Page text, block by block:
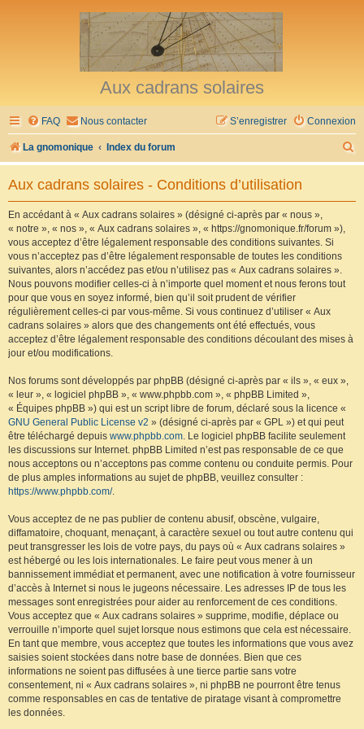
Aux cadrans solaires
FAQ Nous contacter Connexion
S’enregistrer
La gnomonique Index du forum
e
Aux cadrans solaires - Conditions d’utilisation
En accédant à « Aux cadrans solaires » (désigné ci-après par « nous »,
« notre », « nos », « Aux cadrans solaires », « https://gnomonique.fr/forum »),
vous acceptez d’être légalement responsable des conditions suivantes. Si
vous n’acceptez pas d’être légalement responsable de toutes les conditions
suivantes, alors n’accédez pas et/ou n’utilisez pas « Aux cadrans solaires ».
Nous pouvons modifier celles-ci à n’importe quel moment et nous ferons tout
pour que vous en soyez informé, bien qu’il soit prudent de vérifier
régulièrement celles-ci par vous-même. Si vous continuez d’utiliser « Aux
cadrans solaires » alors que des changements ont été effectués, vous
acceptez d’être légalement responsable des conditions découlant des mises à
jour et/ou modifications.
Nos forums sont développés par phpBB (désigné ci-après par « ils », « eux »,
« leur », « logiciel phpBB », « www.phpbb.com », « phpBB Limited »,
« Équipes phpBB ») qui est un script libre de forum, déclaré sous la licence «
GNU General Public License v2 » (désigné ci-après par « GPL ») et qui peut
être téléchargé depuis www.phpbb.com. Le logiciel phpBB facilite seulement
les discussions sur Internet. phpBB Limited n’est pas responsable de ce que
nous acceptons ou n’acceptons pas comme contenu ou conduite permis. Pour
de plus amples informations au sujet de phpBB, veuillez consulter :
https://www.phpbb.com/.
Vous acceptez de ne pas publier de contenu abusif, obscène, vulgaire,
diffamatoire, choquant, menaçant, à caractère sexuel ou tout autre contenu qui
peut transgresser les lois de votre pays, du pays où « Aux cadrans solaires »
est hébergé ou les lois internationales. Le faire peut vous mener à un
bannissement immédiat et permanent, avec une notification à votre fournisseur
d’accès à Internet si nous le jugeons nécessaire. Les adresses IP de tous les
messages sont enregistrées pour aider au renforcement de ces conditions.
Vous acceptez que « Aux cadrans solaires » supprime, modifie, déplace ou
verrouille n’importe quel sujet lorsque nous estimons que cela est nécessaire.
En tant que membre, vous acceptez que toutes les informations que vous avez
saisies soient stockées dans notre base de données. Bien que ces
informations ne soient pas diffusées à une tierce partie sans votre
consentement, ni « Aux cadrans solaires », ni phpBB ne pourront être tenus
comme responsables en cas de tentative de piratage visant à compromettre
les données.